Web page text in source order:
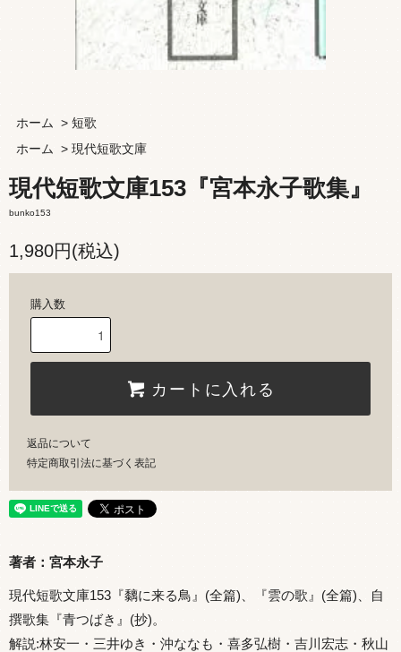
ホーム > 短歌
ホーム
> 現代短歌文庫
現代短歌文庫153『宮本永子歌集』
bunko153
1,980円(税込)
購入数
カートに入れる
返品について
特定商取引法に基づく表記
著者：宮本永子
現代短歌文庫153『黐に来る鳥』(全篇)、『雲の歌』(全篇)、自
撰歌集『青つばき』(抄)。
解説:林安一・三井ゆき・沖ななも・喜多弘樹・吉川宏志・秋山